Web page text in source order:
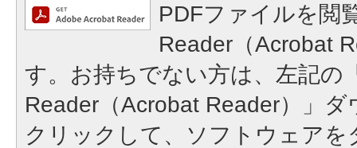
PDFファイルを閲
Reader（Acrobat
す。お持ちでない方は、左記の
Reader（Acrobat Reader）」
クリックして、ソフトウェア